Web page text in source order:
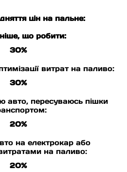
цін на пальне:
що робити:
30%
витрат на паливо:
30%
авто, пересуваюсь пішки
20%
на електрокар або
на паливо:
20%